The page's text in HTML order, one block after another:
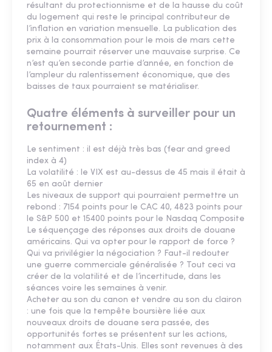
résultant du protectionnisme et de la hausse du coût
du logement qui reste le principal contributeur de
l’inflation en variation mensuelle. La publication des
prix à la consommation pour le mois de mars cette
semaine pourrait réserver une mauvaise surprise. Ce
n’est qu’en seconde partie d’année, en fonction de
l’ampleur du ralentissement économique, que des
baisses de taux pourraient se matérialiser.
Quatre éléments à surveiller pour un
retournement :
Le sentiment : il est déjà très bas (fear and greed
index à 4)
La volatilité : le VIX est au-dessus de 45 mais il était à
65 en août dernier
Les niveaux de support qui pourraient permettre un
rebond : 7154 points pour le CAC 40, 4823 points pour
le S&P 500 et 15400 points pour le Nasdaq Composite
Le séquençage des réponses aux droits de douane
américains. Qui va opter pour le rapport de force ?
Qui va privilégier la négociation ? Faut-il redouter
une guerre commerciale généralisée ? Tout ceci va
créer de la volatilité et de l’incertitude, dans les
séances voire les semaines à venir.
Acheter au son du canon et vendre au son du clairon
: une fois que la tempête boursière liée aux
nouveaux droits de douane sera passée, des
opportunités fortes se présentent sur les actions,
notamment aux États-Unis. Elles sont revenues à des